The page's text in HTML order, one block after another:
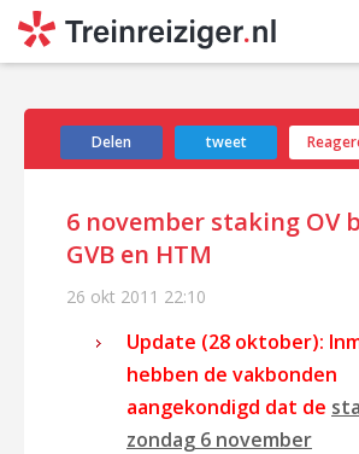
Delen tweet
6 november staking OV
GVB en HTM
26 okt 2011 22:10
Update (28 oktober):
hebben de vakbonden
aangekondigd dat de
zondag 6 november